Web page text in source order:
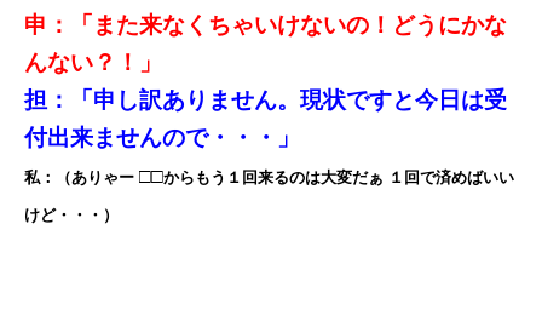
申：「また来なくちゃいけないの！どうにかな
んない？！」
担：「申し訳ありません。現状ですと今日は受
付出来ませんので・・・」
私：（ありゃー □□からもう１回来るのは大変だぁ １回で済めばいい
けど・・・）